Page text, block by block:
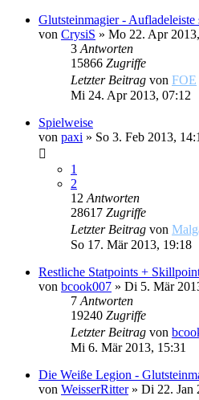
Glutsteinmagier - Aufladeleiste
von CrysiS » Mo 22. Apr
3 Antworten
15866 Zugriffe
Letzter Beitrag von FOE
Mi 24. Apr 2013, 07:12
Spielweise
von paxi » So 3. Feb 2013,
1
2
12 Antworten
28617 Zugriffe
Letzter Beitrag von
So 17. Mär 2013, 19:18
Restliche Statpoints +
von bcook007 » Di 5. Mär
7 Antworten
19240 Zugriffe
Letzter Beitrag von
Mi 6. Mär 2013, 15:31
Die Weiße Legion -
von WeisserRitter» Di 22. Jan